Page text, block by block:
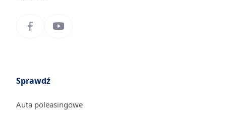
Sprawdź
Auta poleasingowe